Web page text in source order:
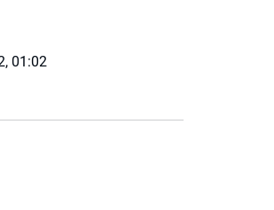
01:02